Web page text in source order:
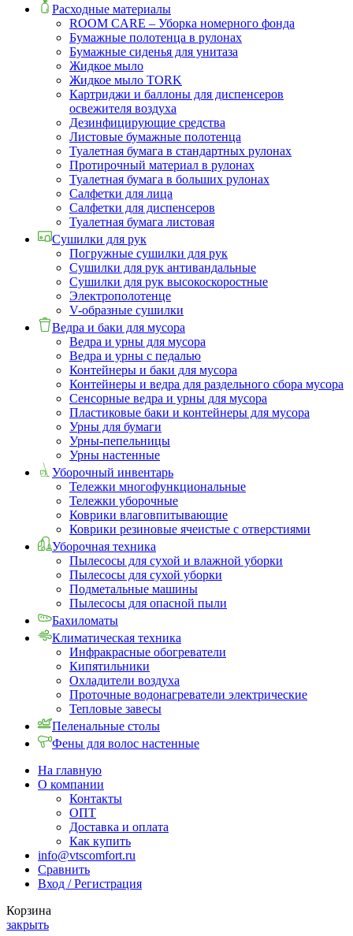
Расходные материалы
ROOM CARE – Уборка номерного фонда
Бумажные полотенца в рулонах
Бумажные сиденья для унитаза
Жидкое мыло
Жидкое мыло TORK
Картриджи и баллоны для диспенсеров
освежителя воздуха
Дезинфицирующие средства
Листовые бумажные полотенца
Туалетная бумага в стандартных рулонах
Протирочный материал в рулонах
Туалетная бумага в больших рулонах
Салфетки для лица
Салфетки для диспенсеров
Туалетная бумага листовая
Сушилки для рук
Погружные сушилки для рук
Сушилки для рук антивандальные
Сушилки для рук высокоскоростные
Электрополотенце
V-образные сушилки
Ведра и баки для мусора
Ведра и урны для мусора
Ведра и урны с педалью
Контейнеры и баки для мусора
Контейнеры и ведра для раздельного сбора мусора
Сенсорные ведра и урны для мусора
Пластиковые баки и контейнеры для мусора
Урны для бумаги
Урны-пепельницы
Урны настенные
Уборочный инвентарь
Тележки многофункциональные
Тележки уборочные
Коврики влаговпитывающие
Коврики резиновые ячеистые с отверстиями
Уборочная техника
Пылесосы для сухой и влажной уборки
Пылесосы для сухой уборки
Подметальные машины
Пылесосы для опасной пыли
Бахиломаты
Климатическая техника
Инфракрасные обогреватели
Кипятильники
Охладители воздуха
Проточные водонагреватели электрические
Тепловые завесы
Пеленальные столы
Фены для волос настенные
На главную
О компании
Контакты
ОПТ
Доставка и оплата
Как купить
info@vtscomfort.ru
Сравнить
Вход / Регистрация
Корзина
закрыть